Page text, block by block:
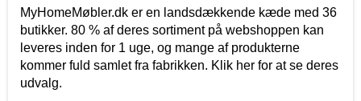
MyHomeMøbler.dk er en landsdækkende kæde med 36
butikker. 80 % af deres sortiment på webshoppen kan
leveres inden for 1 uge, og mange af produkterne
kommer fuld samlet fra fabrikken. Klik her for at se deres
udvalg.